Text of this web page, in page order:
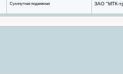
Сухопутная подвижная ЗАО "МТК-